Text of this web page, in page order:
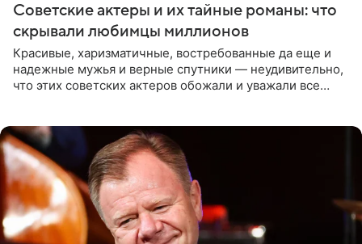
Советские актеры и их тайные романы: что
скрывали любимцы миллионов
Красивые, харизматичные, востребованные да еще и
надежные мужья и верные спутники — неудивительно,
что этих советских актеров обожали и уважали все